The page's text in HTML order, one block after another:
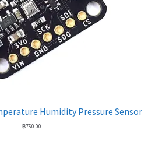
Humidity Pressure Sensor
฿750.00